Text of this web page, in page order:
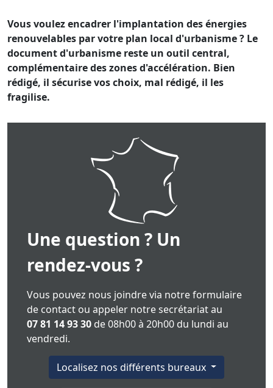
Vous voulez encadrer l'implantation des énergies
renouvelables par votre plan local d'urbanisme ? Le
document d'urbanisme reste un outil central,
complémentaire des zones d'accélération. Bien
rédigé, il sécurise vos choix, mal rédigé, il les
fragilise.
Une question ? Un
rendez-vous ?
Vous pouvez nous joindre via notre formulaire
de contact ou appeler notre secrétariat au
07 81 14 93 30 de 08h00 à 20h00 du lundi au
vendredi.
Localisez nos différents bureaux